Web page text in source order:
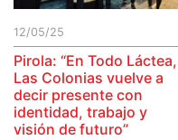
12/05/25
Pirola: “En Todo Láctea,
Las Colonias vuelve a
decir presente con
identidad, trabajo y
visión de futuro”